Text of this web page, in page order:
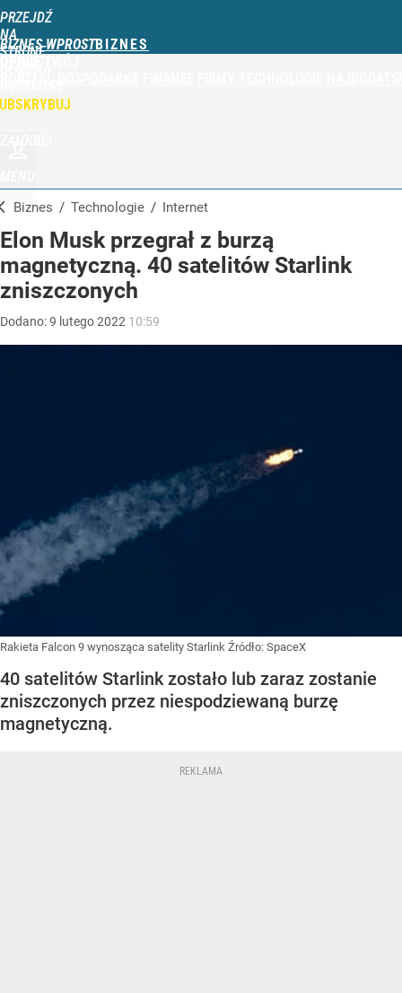
PRZEJDŹ
NA
STRONĘ
BIZNES WPROST
Biznes / Technologie / Internet
Elon Musk przegrał z burzą
magnetyczną. 40 satelitów Starlink
zniszczonych
Dodano:9 lutego2022 10:59
Rakieta Falcon 9 wynosząca satelity Starlink Źródło: SpaceX
40 satelitów Starlink zostało lub zaraz zostanie
zniszczonych przez niespodziewaną burzę
magnetyczną.